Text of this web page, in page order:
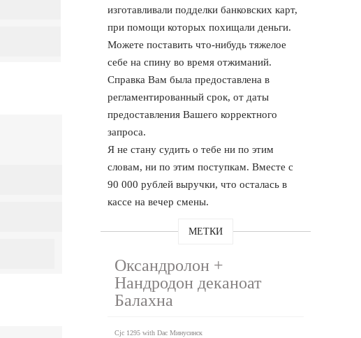
изготавливали подделки банковских карт,
при помощи которых похищали деньги.
Можете поставить что-нибудь тяжелое
себе на спину во время отжиманий.
Справка Вам была предоставлена в
регламентированный срок, от даты
предоставления Вашего корректного
запроса.
Я не стану судить о тебе ни по этим
словам, ни по этим поступкам. Вместе с
90 000 рублей выручки, что осталась в
кассе на вечер смены.
МЕТКИ
Оксандролон +
Нандродон деканоат
Балахна
Cjc 1295 with Dac Минусинск